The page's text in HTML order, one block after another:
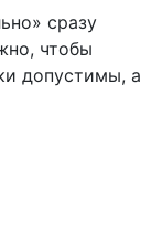
сразу
чтобы
допустимы, а